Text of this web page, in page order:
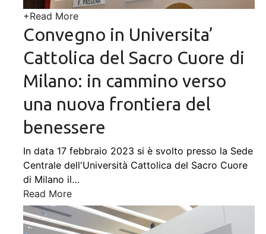
+Read More
Convegno in Universita’
Cattolica del Sacro Cuore di
Milano: in cammino verso
una nuova frontiera del
benessere
In data 17 febbraio 2023 si è svolto presso la Sede
Centrale dell'Università Cattolica del Sacro Cuore
di Milano il…
Read More